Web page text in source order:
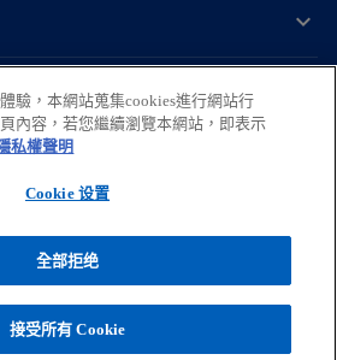
在
標
籤
中
開
啟
新
標
籤
中
開
啟
籤
開
籤
開
隱私權無障礙瀏覽
務所，係中華民國法律下之合夥組織暨與
之詳細資訊，請
在
.
驗，本網站蒐集cookies進行網站行
內容，若您繼續瀏覽本網站，即表示
私權聲明
Cookie 设置
全部拒绝
接受所有 Cookie